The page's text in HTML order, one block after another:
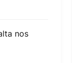
nos